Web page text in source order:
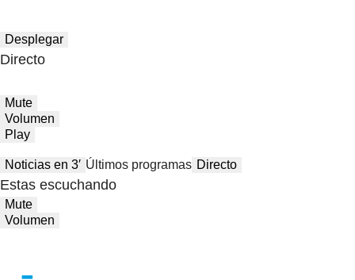
Desplegar
Directo
Mute
Volumen
Play
Noticias en 3′ Últimos programas Directo
Estas escuchando
Mute
Volumen